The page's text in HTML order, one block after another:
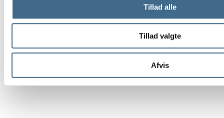
Tillad alle
Tillad valgte
Afvis